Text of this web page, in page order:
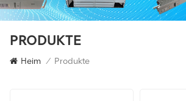
PRODUKTE
Heim / Produkte